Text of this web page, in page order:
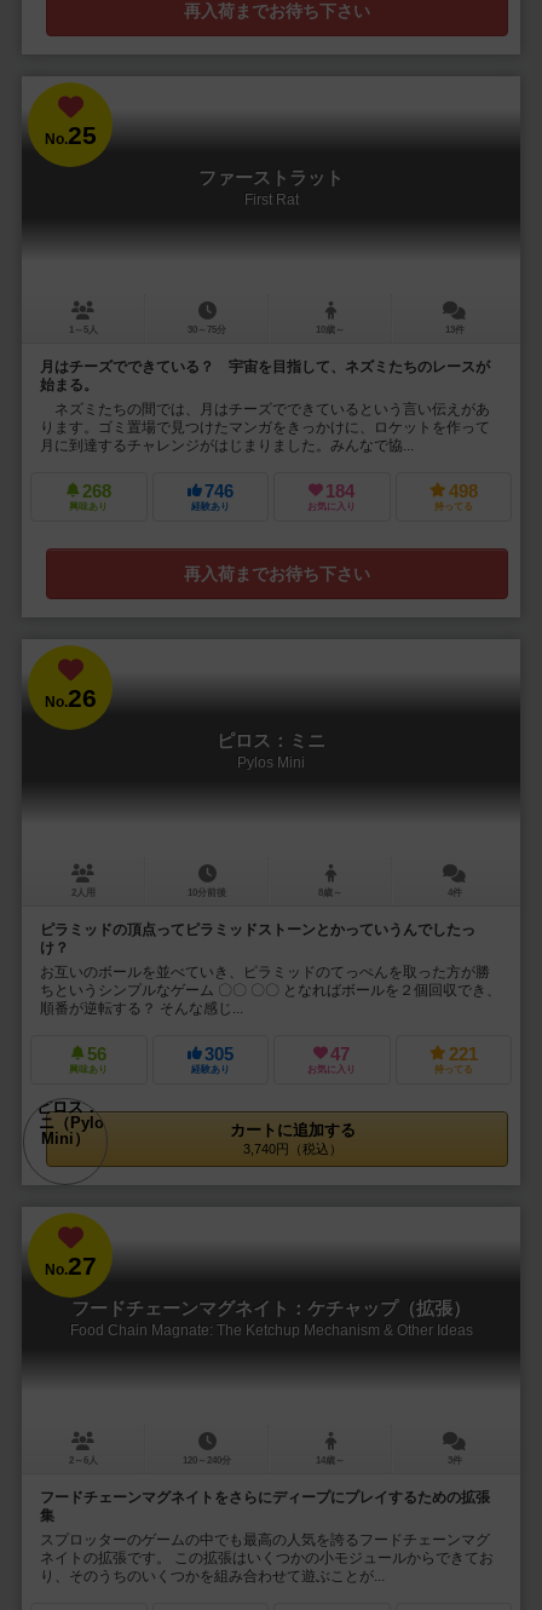
再入荷までお待ち下さい
No.25
ファーストラット
First Rat
1～5人 30～75分 10歳～ 13件
月はチーズでできている？ 宇宙を目指して、ネズミたちのレースが
始まる。
ネズミたちの間では、月はチーズでできているという言い伝えがあ
ります。ゴミ置場で見つけたマンガをきっかけに、ロケットを作って
月に到達するチャレンジがはじまりました。みんなで協...
268
興味あり
746
経験あり
184
お気に入り
498
持ってる
再入荷までお待ち下さい
No.26
ピロス：ミニ
Pylos Mini
2人用 10分前後 8歳～ 4件
ピラミッドの頂点ってピラミッドストーンとかっていうんでしたっ
け？
お互いのボールを並べていき、ピラミッドのてっぺんを取った方が勝
ちというシンプルなゲーム 〇〇 〇〇 となればボールを２個回収でき、
順番が逆転する？ そんな感じ...
56
興味あり
305
経験あり
47
お気に入り
221
持ってる
カートに追加する
3,740円（税込）
No.27
フードチェーンマグネイト：ケチャップ（拡張）
Food Chain Magnate: The Ketchup Mechanism & Other Ideas
2～6人 120～240分 14歳～ 3件
フードチェーンマグネイトをさらにディープにプレイするための拡張
集
スプロッターのゲームの中でも最高の人気を誇るフードチェーンマグ
ネイトの拡張です。 この拡張はいくつかの小モジュールからできてお
り、そのうちのいくつかを組み合わせて遊ぶことが...